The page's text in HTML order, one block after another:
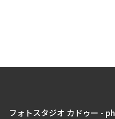
フォトスタジオ カドゥー -